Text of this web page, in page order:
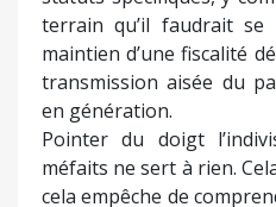
terrain qu’il faudrait
maintien d’une fiscalité
transmission aisée du
en génération.
Pointer du doigt
méfaits ne sert à rien.
cela empêche de